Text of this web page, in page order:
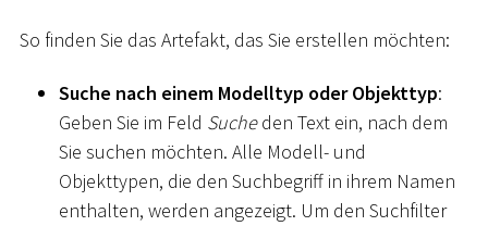
So finden Sie das Artefakt, das Sie erstellen möchten:
Suche nach einem Modelltyp oder Objekttyp:
Geben Sie im Feld Sucheden Text ein, nach dem
Sie suchen möchten. Alle Modell- und
Objekttypen, die den Suchbegriff in ihrem Namen
enthalten, werden angezeigt. Um den Suchfilter